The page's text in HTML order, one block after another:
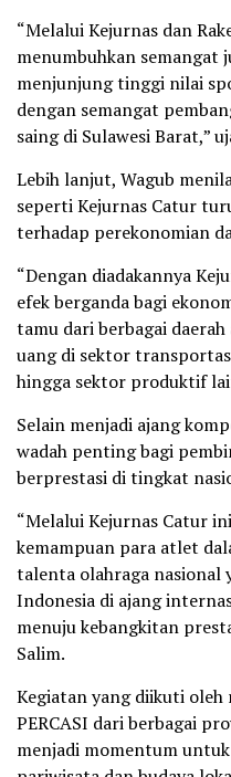
“Melalui Kejurnas dan
menumbuhkan semangat
menjunjung tinggi nilai
dengan semangat
saing di Sulawesi Barat,”
Lebih lanjut, Wagub
seperti Kejurnas Catur
terhadap perekonomian
“Dengan diadakannya
efek berganda bagi
tamu dari berbagai
uang di sektor
hingga sektor produktif
Selain menjadi ajang
wadah penting bagi
berprestasi di tingkat
“Melalui Kejurnas Catur
kemampuan para atlet
talenta olahraga nasional
Indonesia di ajang
menuju kebangkitan
Salim.
Kegiatan yang diikuti
PERCASI dari berbagai
menjadi momentum